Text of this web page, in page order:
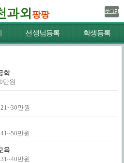
과외 팡팡
선생님등록 학생등록
학
만원
만원
만원
육
만원